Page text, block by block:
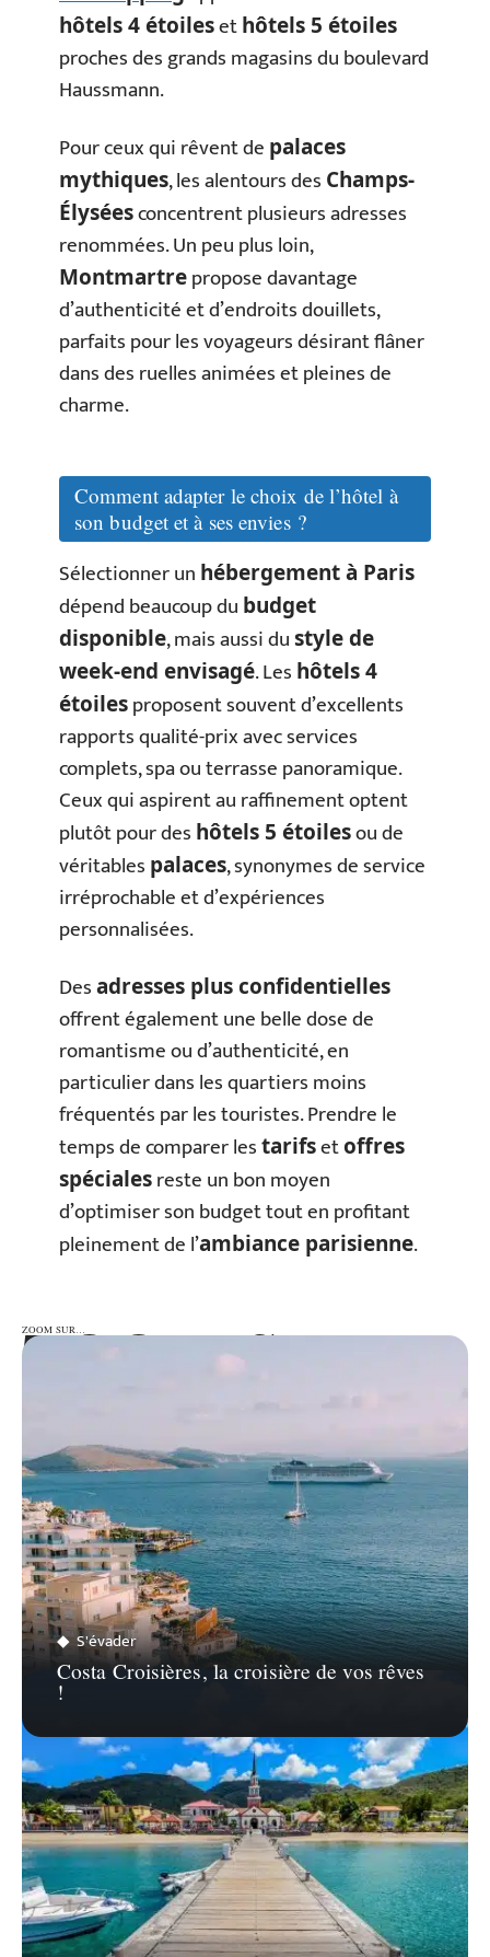
hôtels 4 étoilesethôtels 5 étoiles
proches des grands magasins du boulevard
Haussmann.
Pour ceux qui rêvent de palaces
mythiques, les alentours des Champs-
Élyséesconcentrent plusieurs adresses
renommées. Un peu plus loin,
Montmartrepropose davantage
d’authenticité et d’endroits douillets,
parfaits pour les voyageurs désirant flâner
dans des ruelles animées et pleines de
charme.
Comment adapter le choix de l’hôtel à
son budget et à ses envies ?
Sélectionner un hébergement à Paris
dépend beaucoup du budget
disponible, mais aussi dustyle de
week-end envisagé. Les hôtels 4
étoilesproposent souvent d’excellents
rapports qualité-prix avec services
complets, spa ou terrasse panoramique.
Ceux qui aspirent au raffinement optent
plutôt pour des hôtels 5 étoilesou de
véritables palaces, synonymes de service
irréprochable et d’expériences
personnalisées.
Desadresses plus confidentielles
offrent également une belle dose de
romantisme ou d’authenticité, en
particulier dans les quartiers moins
fréquentés par les touristes. Prendre le
temps de comparer lestarifsetoffres
spécialesreste un bon moyen
d’optimiser son budget tout en profitant
pleinement de l’ambiance parisienne.
ZOOM SUR…
ZOOM SUR…
S'évader
Costa Croisières, la croisière de vos rêves
!